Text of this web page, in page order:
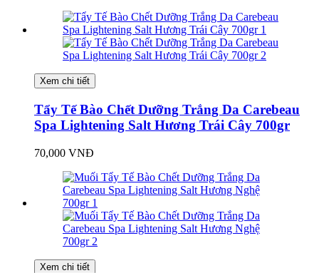
Xem chi tiết
Tẩy Tế Bào Chết Dưỡng Trắng Da Carebeau
Spa Lightening Salt Hương Trái Cây 700gr
70,000 VNĐ
Xem chi tiết